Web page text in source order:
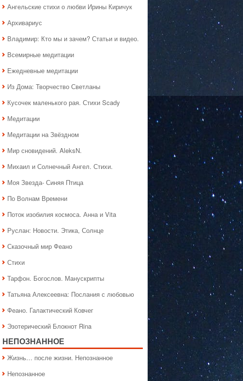
Ангельские стихи о любви Ирины Киричук
Архивариус
Владимир: Кто мы и зачем? Статьи и видео.
Всемирные медитации
Ежедневные медитации
Из Дома: Творчество Светланы
Кусочек маленького рая. Стихи Scady
Медитации
Медитации на Звёздном
Мир сновидений. AleksN.
Михаил и Солнечный Ангел. Стихи.
Моя Звезда- Синяя Птица
По Волнам Времени
Поток изобилия космоса. Анна и Vita
Руслан: Новости. Этика, Солнце
Сказочный мир Феано
Стихи
Тарфон. Богослов. Манускрипты
Татьяна Алексеевна: Послания с любовью
Феано. Галактический Ковчег
Эзотерический Блокнот Rina
НЕПОЗНАННОЕ
Жизнь… после жизни. Непознанное
Непознанное